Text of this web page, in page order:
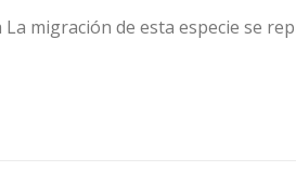
migración de esta especie se